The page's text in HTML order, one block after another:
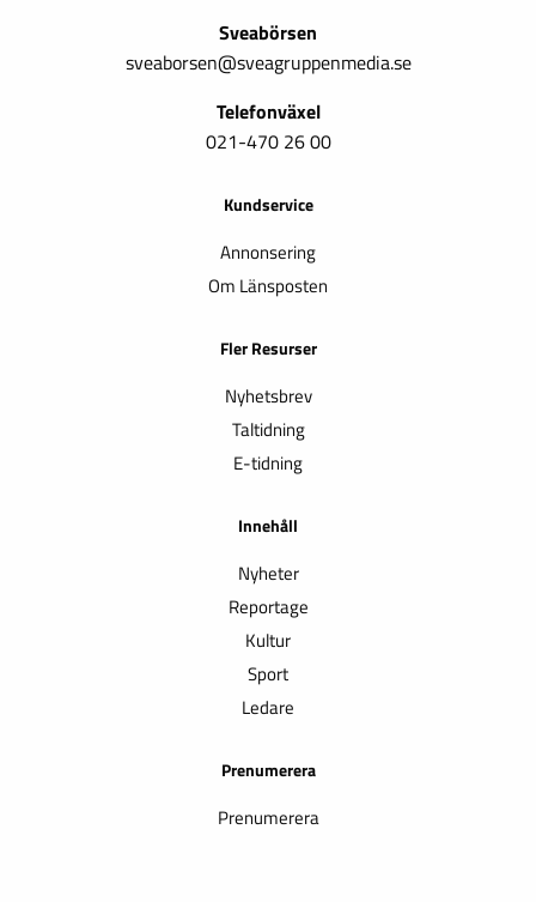
Sveabörsen
sveaborsen@sveagruppenmedia.se
Telefonväxel
021-470 26 00
Kundservice
Annonsering
Om Länsposten
Fler Resurser
Nyhetsbrev
Taltidning
E-tidning
Innehåll
Nyheter
Reportage
Kultur
Sport
Ledare
Prenumerera
Prenumerera